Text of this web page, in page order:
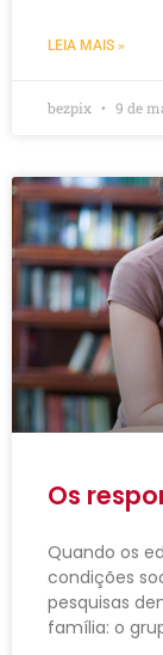
LEIA MAIS »
bezpix 9 de
Os
Quando os
condições
pesquisas
família: o